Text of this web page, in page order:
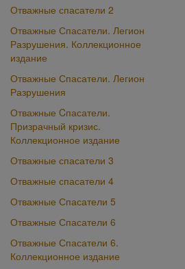
Отважные спасатели 2
Отважные Спасатели. Легион
Разрушения. Коллекционное
издание
Отважные Спасатели. Легион
Разрушения
Отважные Cпасатели.
Призрачный кризис.
Коллекционное издание
Отважные спасатели 3
Отважные спасатели 4
Отважные Спасатели 5
Отважные Спасатели 6
Отважные Спасатели 6.
Коллекционное издание